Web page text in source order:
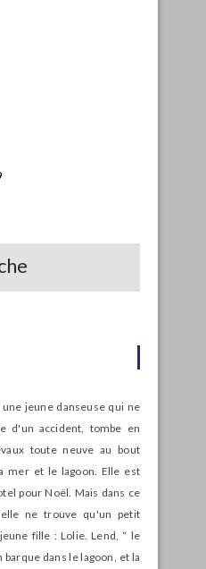
jeune danseuse qui ne
d'un accident, tombe en
toute neuve au bout
mer et le lagoon. Elle est
pour Noël. Mais dans ce
ne trouve qu'un petit
fille : Lolie. Lend, “ le
barque dans le lagoon, et la